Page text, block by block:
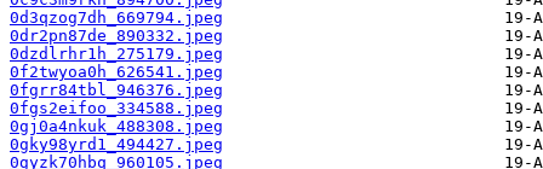
0d3qzog7dh_669794.jpeg
0dr2pn87de_890332.jpeg
0dzdlrhr1h_275179.jpeg
0f2twyoa0h_626541.jpeg
0fgrr84tbl_946376.jpeg
0fgs2eifoo_334588.jpeg
0gj0a4nkuk_488308.jpeg
0gky98yrd1_494427.jpeg
0gyzk70hbq_960105.jpeg